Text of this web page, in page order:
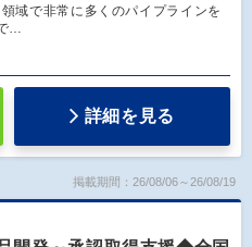
域で非常に多くのパイプラインを
…
詳細を見る
掲載期間：26/08/06～26/08/19